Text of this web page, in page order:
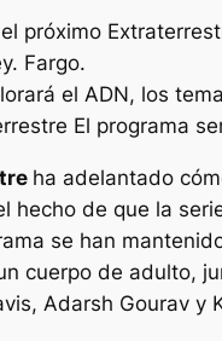
próximo
Fargo.
el ADN, los
El programa
ha adelantado
hecho de que la
se han
cuerpo de adulto,
Adarsh ​​Gourav y